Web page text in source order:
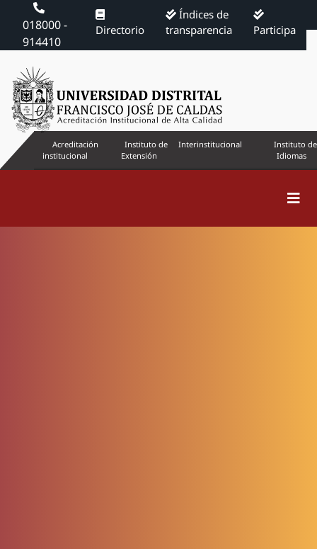
018000 -
914410
Directorio
Índices de
transparencia
Participa
Acreditación
institucional
Instituto de
Extensión
Interinstitucional
Instituto de
Idiomas